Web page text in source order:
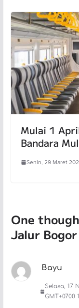
Mulai 1
Bandara
Senin, 29 Maret
One
Jalur
Bayu
Selasa, 17
GMT+0700